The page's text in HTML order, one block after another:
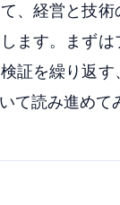
、経営と技術
ます。まずは
証を繰り返
て読み進めて